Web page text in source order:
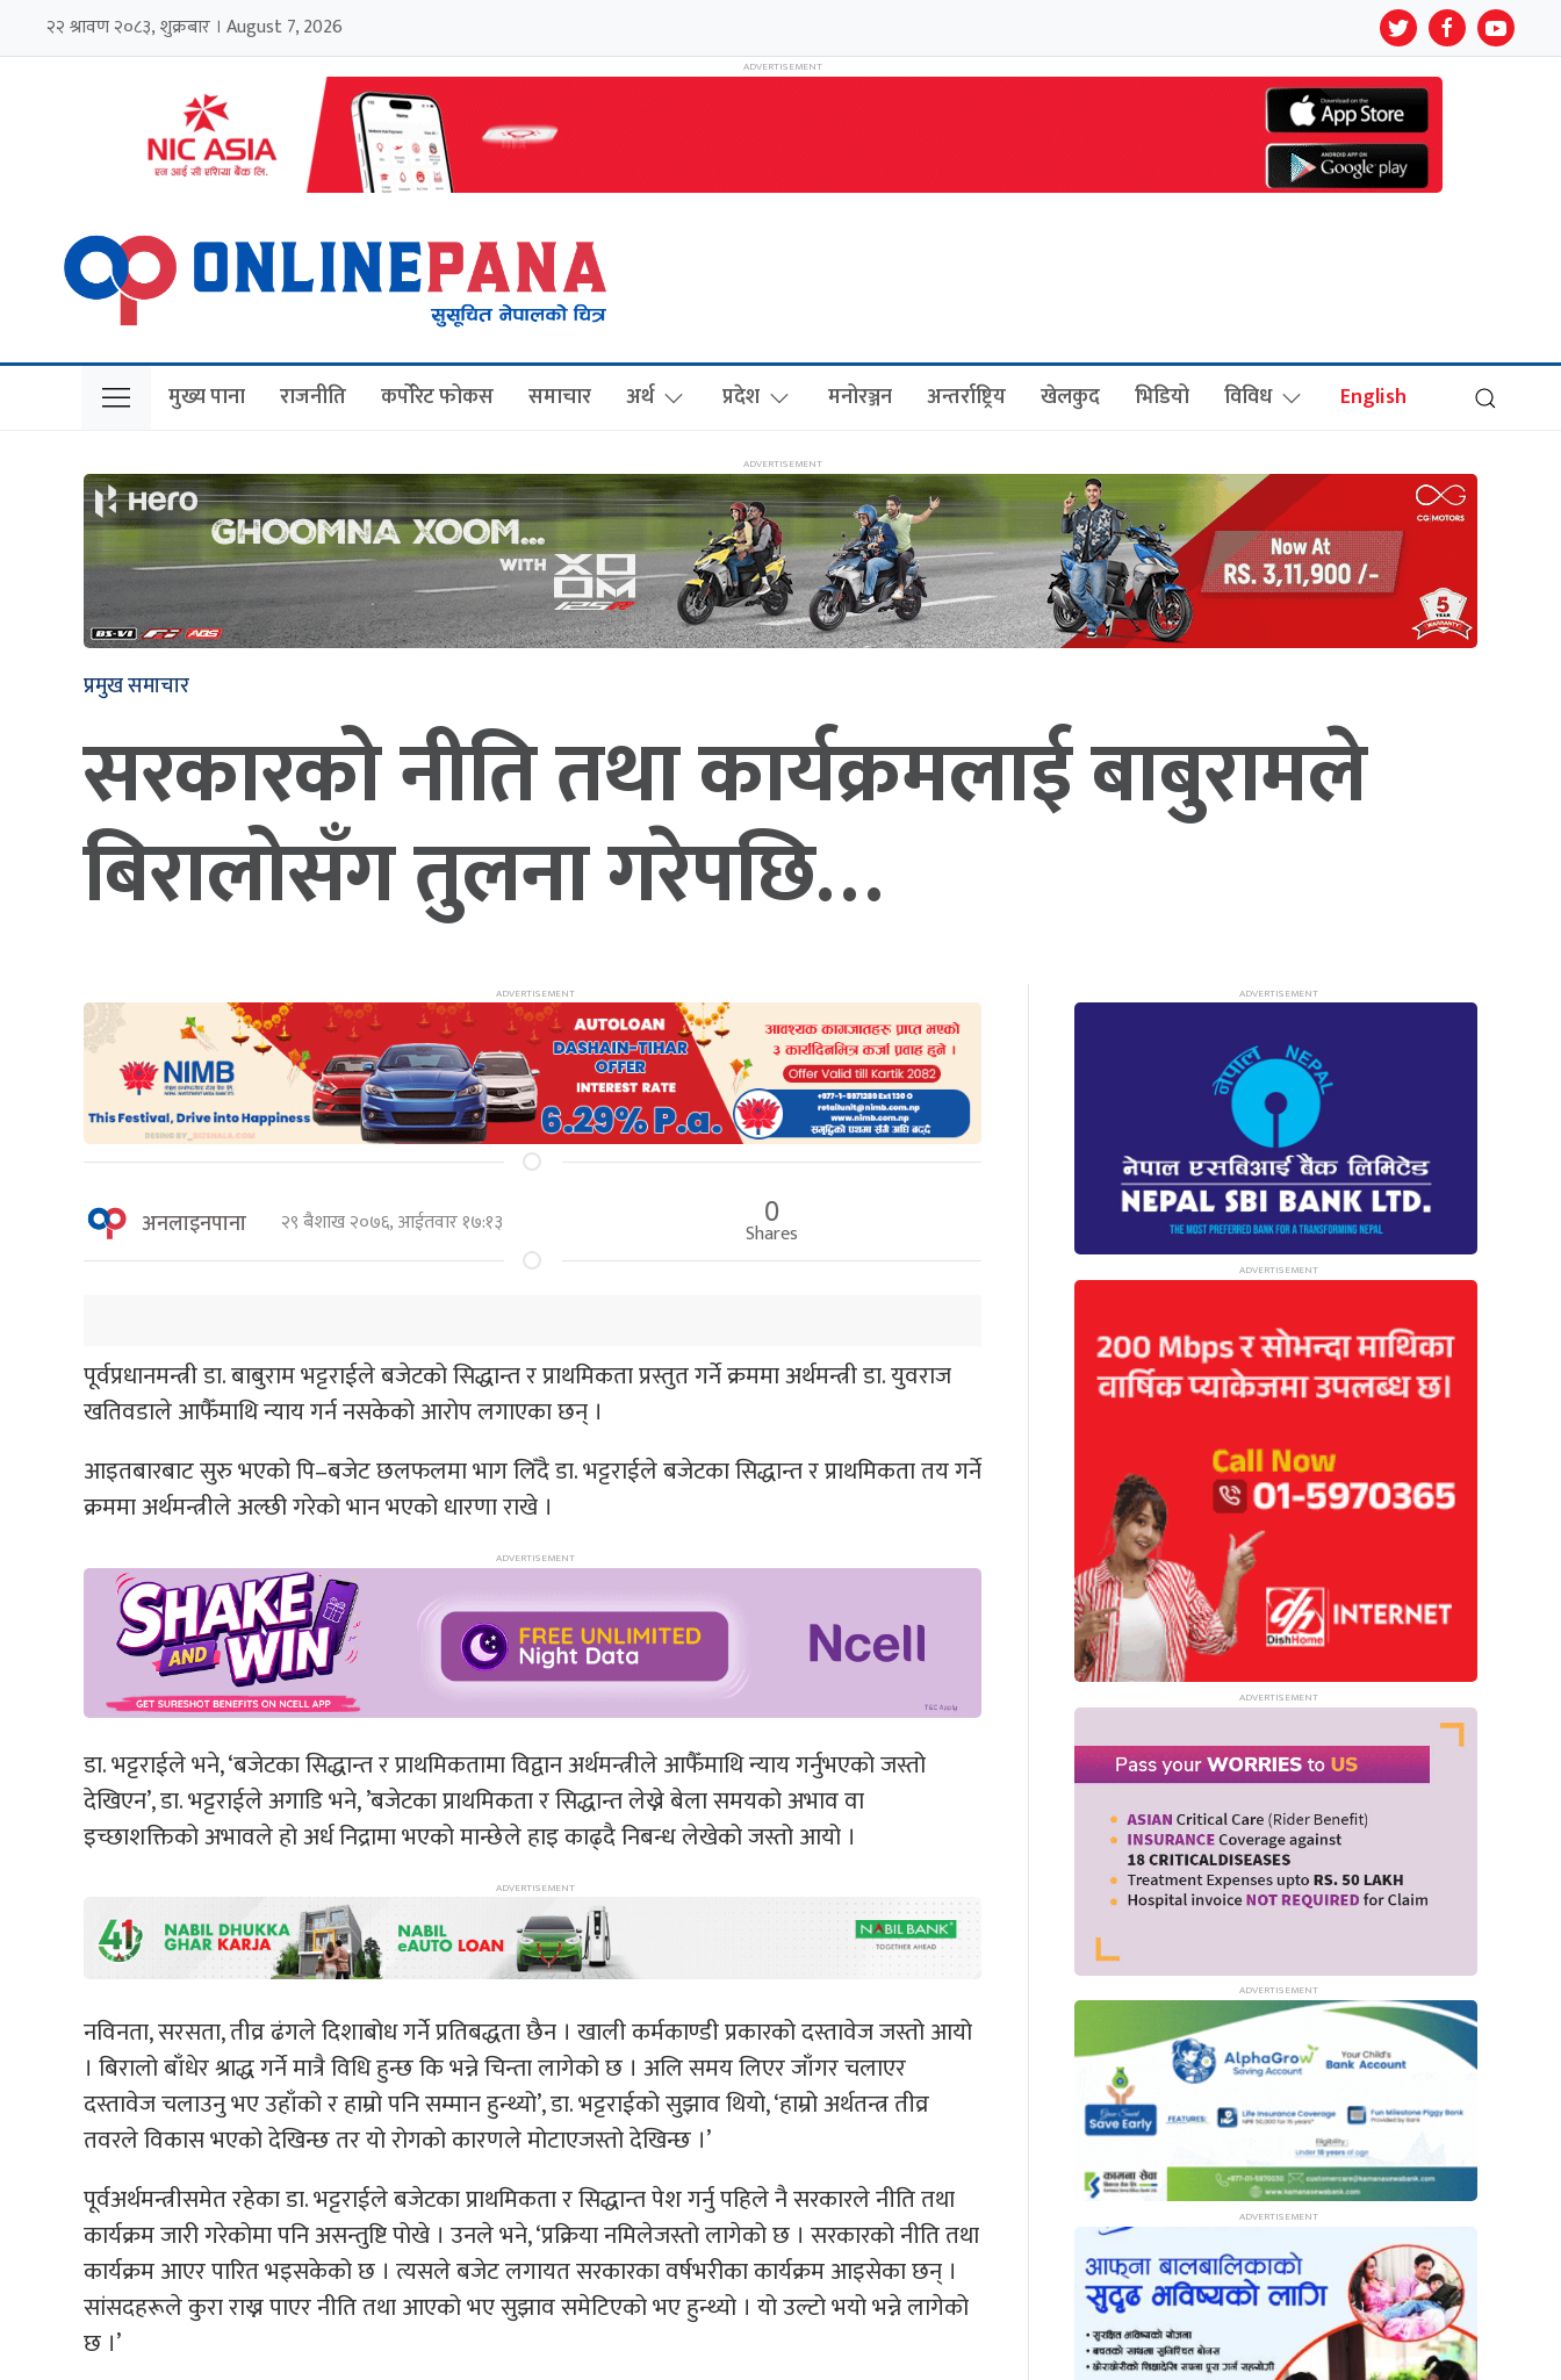
२२ श्रावण २०८३, शुक्रबार । August 7, 2026
मुख्य पाना राजनीति कर्पोरेट फोकस समाचार अर्थ प्रदेश मनोरञ्जन अन्तर्राष्ट्रिय खेलकुद भिडियो विविध English
प्रमुख समाचार
सरकारको नीति तथा कार्यक्रमलाई बाबुरामले
बिरालोसँग तुलना गरेपछि…
अनलाइनपाना २९ बैशाख २०७६, आईतवार १७:१३ 0
Shares
पूर्वप्रधानमन्त्री डा. बाबुराम भट्टराईले बजेटको सिद्धान्त र प्राथमिकता प्रस्तुत गर्ने क्रममा अर्थमन्त्री डा. युवराज
खतिवडाले आफैँमाथि न्याय गर्न नसकेको आरोप लगाएका छन् ।
आइतबारबाट सुरु भएको पि–बजेट छलफलमा भाग लिँदै डा. भट्टराईले बजेटका सिद्धान्त र प्राथमिकता तय गर्ने
क्रममा अर्थमन्त्रीले अल्छी गरेको भान भएको धारणा राखे ।
डा. भट्टराईले भने, ‘बजेटका सिद्धान्त र प्राथमिकतामा विद्वान अर्थमन्त्रीले आफैँमाथि न्याय गर्नुभएको जस्तो
देखिएन’, डा. भट्टराईले अगाडि भने, ’बजेटका प्राथमिकता र सिद्धान्त लेख्ने बेला समयको अभाव वा
इच्छाशक्तिको अभावले हो अर्ध निद्रामा भएको मान्छेले हाइ काढ्दै निबन्ध लेखेको जस्तो आयो ।
नविनता, सरसता, तीव्र ढंगले दिशाबोध गर्ने प्रतिबद्धता छैन । खाली कर्मकाण्डी प्रकारको दस्तावेज जस्तो आयो
। बिरालो बाँधेर श्राद्ध गर्ने मात्रै विधि हुन्छ कि भन्ने चिन्ता लागेको छ । अलि समय लिएर जाँगर चलाएर
दस्तावेज चलाउनु भए उहाँको र हाम्रो पनि सम्मान हुन्थ्यो’, डा. भट्टराईको सुझाव थियो, ‘हाम्रो अर्थतन्त्र तीव्र
तवरले विकास भएको देखिन्छ तर यो रोगको कारणले मोटाएजस्तो देखिन्छ ।’
पूर्वअर्थमन्त्रीसमेत रहेका डा. भट्टराईले बजेटका प्राथमिकता र सिद्धान्त पेश गर्नु पहिले नै सरकारले नीति तथा
कार्यक्रम जारी गरेकोमा पनि असन्तुष्टि पोखे । उनले भने, ‘प्रक्रिया नमिलेजस्तो लागेको छ । सरकारको नीति तथा
कार्यक्रम आएर पारित भइसकेको छ । त्यसले बजेट लगायत सरकारका वर्षभरीका कार्यक्रम आइसेका छन् ।
सांसदहरूले कुरा राख्न पाएर नीति तथा आएको भए सुझाव समेटिएको भए हुन्थ्यो । यो उल्टो भयो भन्ने लागेको
छ ।’